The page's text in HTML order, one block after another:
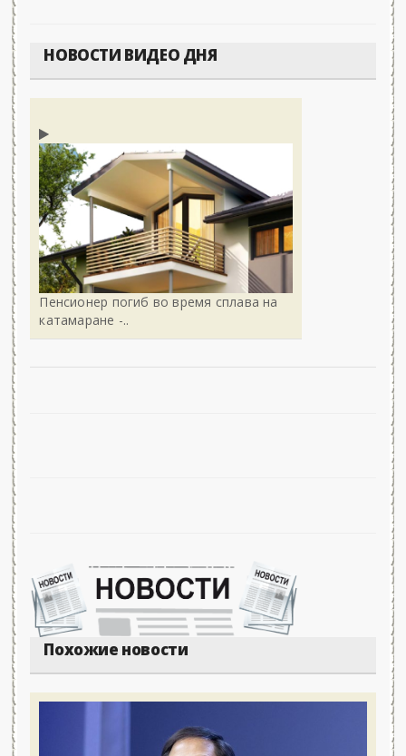
НОВОСТИ ВИДЕО ДНЯ
Пенсионер погиб во время сплава на
катамаране -..
Похожие новости